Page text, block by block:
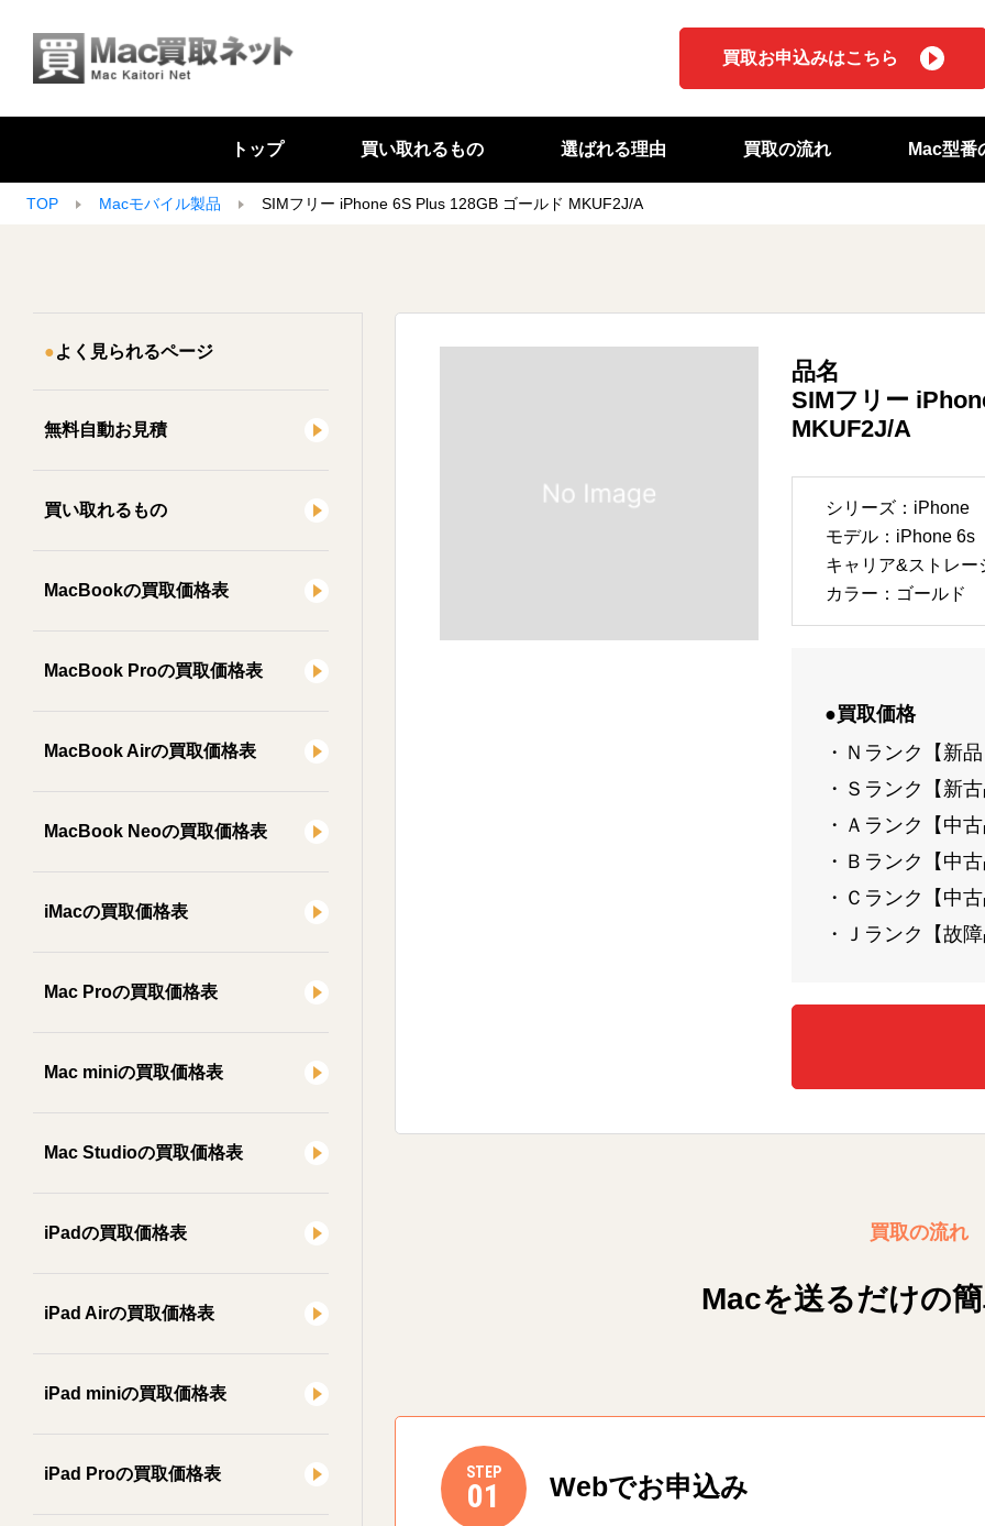
買取お申込みはこちら
トップ 買い取れるもの 選ばれる理由 買取の流れ Mac型番
TOP Macモバイル製品 SIMフリー iPhone 6S Plus 128GB ゴールド MKUF2J/A
よく見られるページ
無料自動お見積
買い取れるもの
MacBookの買取価格表
MacBook Proの買取価格表
MacBook Airの買取価格表
MacBook Neoの買取価格表
iMacの買取価格表
Mac Proの買取価格表
Mac miniの買取価格表
Mac Studioの買取価格表
iPadの買取価格表
iPad Airの買取価格表
iPad miniの買取価格表
iPad Proの買取価格表
品名
SIMフリー
MKUF2J/A
シリーズ：iPhone
モデル：iPhone
キャリア&ストレー
カラー：ゴールド
●買取価格
・Ｎランク【新
・Ｓランク【新
・Ａランク【中
・Ｂランク【中
・Ｃランク【中
・Ｊランク【故
買取の流れ
Macを送るだけの
STEP
01 Webでお申込み